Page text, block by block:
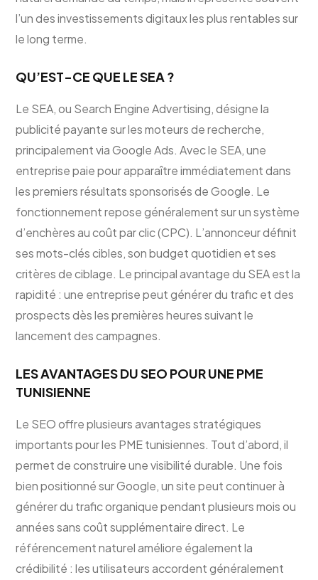
l’un des investissements digitaux les plus rentables sur
le long terme.
QU’EST-CE QUE LE SEA ?
Le SEA, ou Search Engine Advertising, désigne la
publicité payante sur les moteurs de recherche,
principalement via Google Ads. Avec le SEA, une
entreprise paie pour apparaître immédiatement dans
les premiers résultats sponsorisés de Google. Le
fonctionnement repose généralement sur un système
d’enchères au coût par clic (CPC). L’annonceur définit
ses mots-clés cibles, son budget quotidien et ses
critères de ciblage. Le principal avantage du SEA est la
rapidité : une entreprise peut générer du trafic et des
prospects dès les premières heures suivant le
lancement des campagnes.
LES AVANTAGES DU SEO POUR UNE PME
TUNISIENNE
Le SEO offre plusieurs avantages stratégiques
importants pour les PME tunisiennes. Tout d’abord, il
permet de construire une visibilité durable. Une fois
bien positionné sur Google, un site peut continuer à
générer du trafic organique pendant plusieurs mois ou
années sans coût supplémentaire direct. Le
référencement naturel améliore également la
crédibilité : les utilisateurs accordent généralement